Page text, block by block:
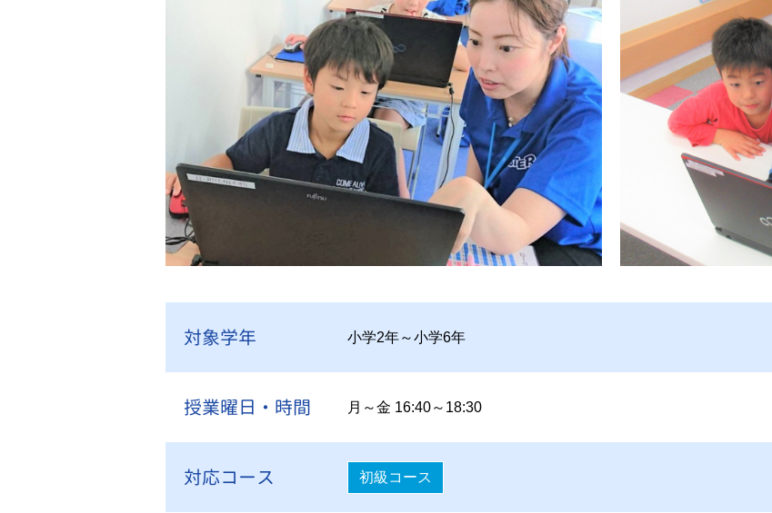
対象学年 小学2年～小学6年
授業曜日・時間 月～金 16:40～18:30
対応コース 初級コース